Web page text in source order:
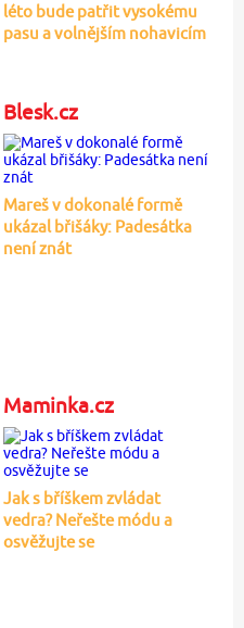
léto bude patřit vysokému
pasu a volnějším nohavicím
Blesk.cz
Mareš v dokonalé formě
ukázal břišáky: Padesátka
není znát
Maminka.cz
Jak s bříškem zvládat
vedra? Neřešte módu a
osvěžujte se